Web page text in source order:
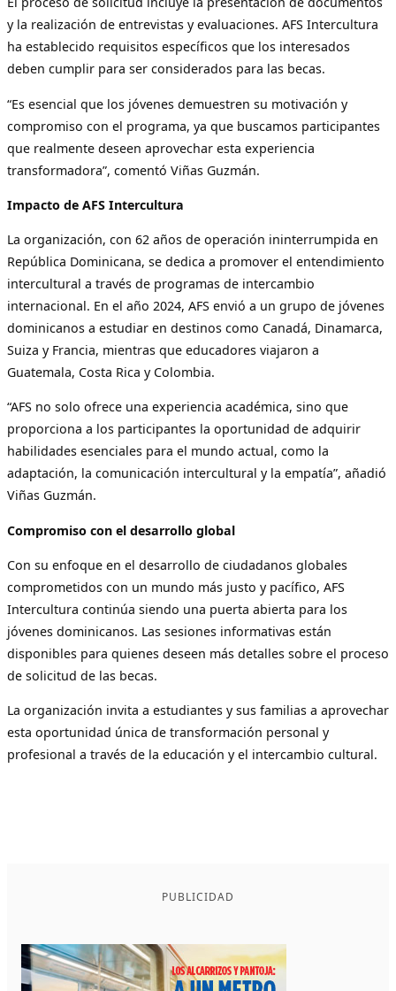
y la realización de entrevistas y evaluaciones. AFS Intercultura
ha establecido requisitos específicos que los interesados
deben cumplir para ser considerados para las becas.
“Es esencial que los jóvenes demuestren su motivación y
compromiso con el programa, ya que buscamos participantes
que realmente deseen aprovechar esta experiencia
transformadora”, comentó Viñas Guzmán.
Impacto de AFS Intercultura
La organización, con 62 años de operación ininterrumpida en
República Dominicana, se dedica a promover el entendimiento
intercultural a través de programas de intercambio
internacional. En el año 2024, AFS envió a un grupo de jóvenes
dominicanos a estudiar en destinos como Canadá, Dinamarca,
Suiza y Francia, mientras que educadores viajaron a
Guatemala, Costa Rica y Colombia.
“AFS no solo ofrece una experiencia académica, sino que
proporciona a los participantes la oportunidad de adquirir
habilidades esenciales para el mundo actual, como la
adaptación, la comunicación intercultural y la empatía”, añadió
Viñas Guzmán.
Compromiso con el desarrollo global
Con su enfoque en el desarrollo de ciudadanos globales
comprometidos con un mundo más justo y pacífico, AFS
Intercultura continúa siendo una puerta abierta para los
jóvenes dominicanos. Las sesiones informativas están
disponibles para quienes deseen más detalles sobre el proceso
de solicitud de las becas.
La organización invita a estudiantes y sus familias a aprovechar
esta oportunidad única de transformación personal y
profesional a través de la educación y el intercambio cultural.
PUBLICIDAD